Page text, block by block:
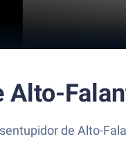
Alto-
de Alto-